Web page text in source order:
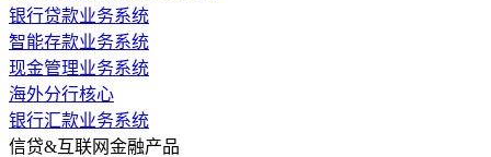
银行贷款业务系统
智能存款业务系统
现金管理业务系统
海外分行核心
银行汇款业务系统
信贷&互联网金融产品